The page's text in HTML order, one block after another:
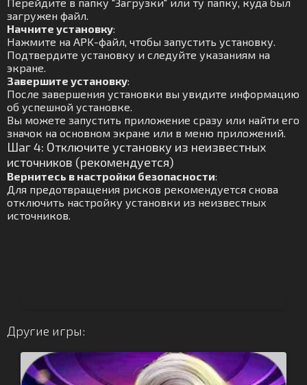
загружен файл.
Начните установку:
Нажмите на APK-файл, чтобы запустить установку.
Подтвердите установку и следуйте указаниям на
экране.
Завершите установку:
После завершения установки вы увидите информацию
об успешной установке.
Вы можете запустить приложение сразу или найти его
значок на основном экране или в меню приложений.
Шаг 4: Отключите установку из неизвестных
источников (рекомендуется)
Вернитесь в настройки безопасности:
Для предотвращения рисков рекомендуется снова
отключить настройку установки из неизвестных
источников.
Другие игры: